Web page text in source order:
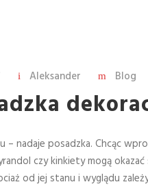
Aleksander Blog
– nadaje posadzka. Chcąc
czy kinkiety mogą
od jej stanu i wyglądu